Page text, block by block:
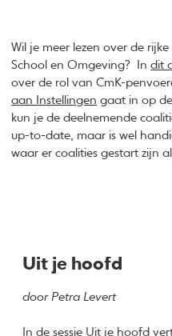
Wil je meer lezen over de
School en Omgeving? Indit
over de rol van CmK-
aan Instellingen gaat in op
kun je de deelnemende
up-to-date, maar is wel
waar er coalities gestart zijn
Uit je hoofd
door Petra Levert
In de sessie Uit je hoofd